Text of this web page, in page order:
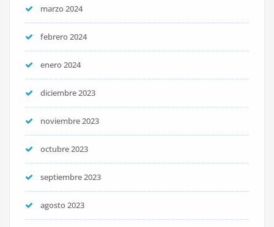
marzo 2024
febrero 2024
enero 2024
diciembre 2023
noviembre 2023
octubre 2023
septiembre 2023
agosto 2023